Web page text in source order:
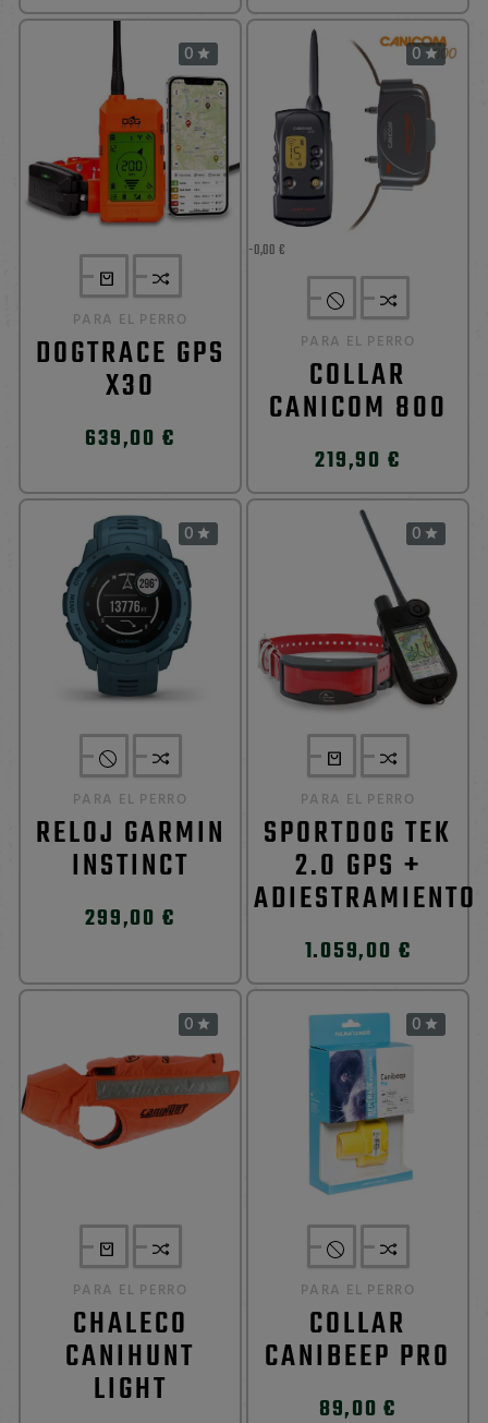
0 
PARA EL PERRO
DOGTRACE GPS
X30
639,00 €
-0,00 €
0 
PARA EL PERRO
COLLAR
CANICOM 800
219,90 €
0 
PARA EL PERRO
RELOJ GARMIN
INSTINCT
299,00 €
0 
PARA EL PERRO
SPORTDOG TEK
2.0 GPS +
ADIESTRAMIENTO
1.059,00 €
0 
PARA EL PERRO
CHALECO
CANIHUNT
LIGHT
0 
PARA EL PERRO
COLLAR
CANIBEEP PRO
89,00 €